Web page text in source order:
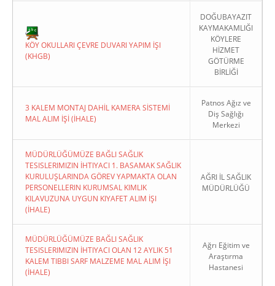
KÖY OKULLARI ÇEVRE DUVARI YAPIM İŞI
(KHGB)
DOĞUBAYAZIT
KAYMAKAMLIĞI
KÖYLERE
HİZMET
GÖTÜRME
BİRLİĞİ
3 KALEM MONTAJ DAHİL KAMERA SİSTEMİ
MAL ALIM İŞİ (İHALE)
Patnos Ağız ve
Diş Sağlığı
Merkezi
MÜDÜRLÜĞÜMÜZE BAĞLI SAĞLIK
TESISLERIMIZIN İHTIYACI 1. BASAMAK SAĞLIK
KURULUŞLARINDA GÖREV YAPMAKTA OLAN
PERSONELLERIN KURUMSAL KIMLIK
KILAVUZUNA UYGUN KIYAFET ALIM İŞI
(İHALE)
AĞRI İL SAĞLIK
MÜDÜRLÜĞÜ
MÜDÜRLÜĞÜMÜZE BAĞLI SAĞLIK
TESISLERIMIZIN İHTIYACI OLAN 12 AYLIK 51
KALEM TIBBI SARF MALZEME MAL ALIM İŞI
(İHALE)
Ağrı Eğitim ve
Araştırma
Hastanesi